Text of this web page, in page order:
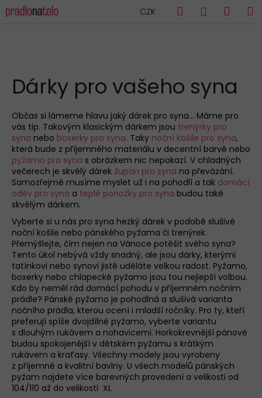
na
CZK Hledat
Dárky pro vašeho syna
Občas si lámeme hlavu jaký dárek pro syna… Máme pro
vás tip. Takovým klasickým dárkem jsou trenýrky pro
syna nebo boxerky pro syna. Taky noční košile pro syna,
která bude z příjemného materiálu v decentní barvě nebo
pyžamo pro syna s obrázkem nic nepokazí. V chladných
večerech je skvělý dárek župan pro syna na převázání.
Samozřejmě musíme myslet už i na pohodlí a tak domácí
oděv pro syna a teplé ponožky pro syna budou také
skvělým dárkem.
Vyberte si u nás pro syna hezký dárek v podobě slušivé
noční košile nebo pánského pyžama či trenýrek.
Přemýšlejte, čím nejen na Vánoce potěšit svého syna?
Tento úkol nebývá vždy snadný, ale jsou dárky, kterými
tatínkovi nebo synovi jistě uděláte velkou radost. Pyžamo,
boxerky nebo chlapecké pyžamo jsou tou nejlepší volbou.
Kdo by neměl rád domácí pohodu v příjemném nočním
prádle? Pánské pyžamo je pohodlná a slušivá varianta
nočního prádla, kterou ocení i mladší ročníky. Pro ty, kteří
preferují spíše dvojdílné pyžamo, vyberte variantu
s dlouhým rukávem a nohavicemi. Horkokrevnější pánové
budou spokojenější v dětském pyžamu s krátkým
rukávem a kraťasy. Všechny modely jsou vyrobeny
z příjemné a kvalitní bavlny. U všech modelů pánských
pyžam najdete více barevných provedení a velikosti od
104/110 až do velikosti XL
K
o
o
p
o
t
ř
e
b
u
j
e
t
e
n
a
j
í
t
?
D
o
p